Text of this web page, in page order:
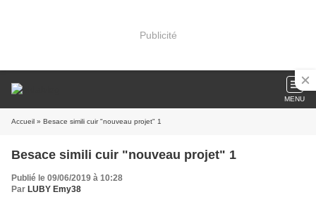
Publicité
MENU
Accueil » Besace simili cuir "nouveau projet" 1
Besace simili cuir "nouveau projet" 1
Publié le 09/06/2019 à 10:28
Par LUBY Emy38